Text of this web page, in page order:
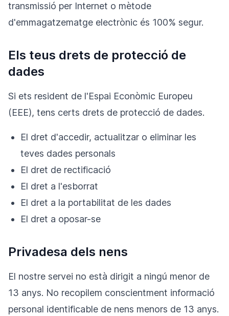
transmissió per Internet o mètode
d'emmagatzematge electrònic és 100% segur.
Els teus drets de protecció de
dades
Si ets resident de l'Espai Econòmic Europeu
(EEE), tens certs drets de protecció de dades.
El dret d'accedir, actualitzar o eliminar les
teves dades personals
El dret de rectificació
El dret a l'esborrat
El dret a la portabilitat de les dades
El dret a oposar-se
Privadesa dels nens
El nostre servei no està dirigit a ningú menor de
13 anys. No recopilem conscientment informació
personal identificable de nens menors de 13 anys.